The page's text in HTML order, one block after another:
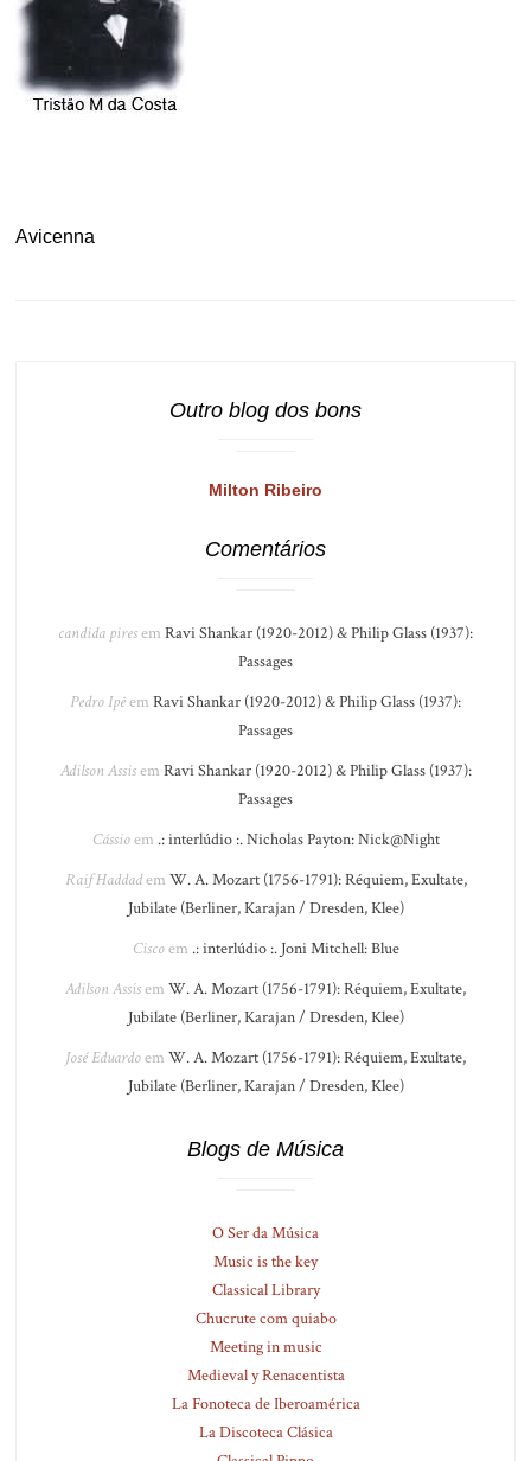
Avicenna
Outro blog dos bons
Milton Ribeiro
Comentários
candida piresem Ravi Shankar (1920-2012) & Philip Glass (1937):
Passages
Pedro Ipêem Ravi Shankar (1920-2012) & Philip Glass (1937):
Passages
Adilson Assisem Ravi Shankar (1920-2012) & Philip Glass (1937):
Passages
Cássioem .: interlúdio :. Nicholas Payton: Nick@Night
Raif Haddadem W. A. Mozart (1756-1791): Réquiem, Exultate,
Jubilate (Berliner, Karajan / Dresden, Klee)
Ciscoem .: interlúdio :. Joni Mitchell: Blue
Adilson Assisem W. A. Mozart (1756-1791): Réquiem, Exultate,
Jubilate (Berliner, Karajan / Dresden, Klee)
José Eduardoem W. A. Mozart (1756-1791): Réquiem, Exultate,
Jubilate (Berliner, Karajan / Dresden, Klee)
Blogs de Música
O Ser da Música
Music is the key
Classical Library
Chucrute com quiabo
Meeting in music
Medieval y Renacentista
La Fonoteca de Iberoamérica
La Discoteca Clásica